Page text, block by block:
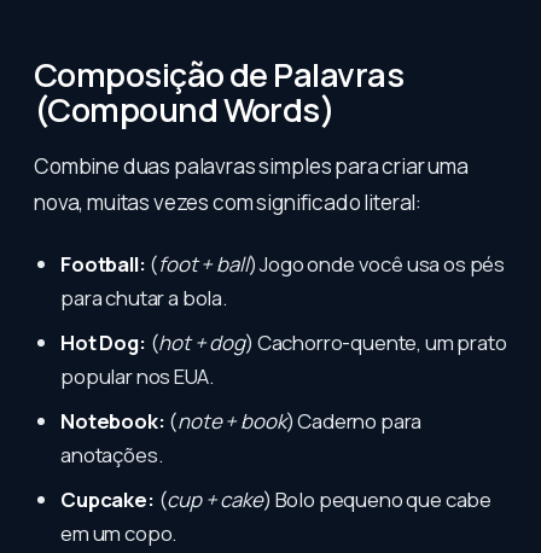
Composição de Palavras
(Compound Words)
Combine duas palavras simples para criar uma
nova, muitas vezes com significado literal:
Football: (foot + ball) Jogo onde você usa os pés
para chutar a bola.
Hot Dog: (hot + dog) Cachorro-quente, um prato
popular nos EUA.
Notebook: (note + book) Caderno para
anotações.
Cupcake: (cup + cake) Bolo pequeno que cabe
em um copo.